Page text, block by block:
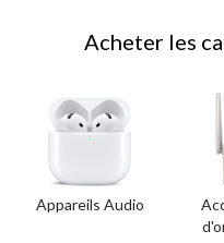
Acheter les
Appareils Audio